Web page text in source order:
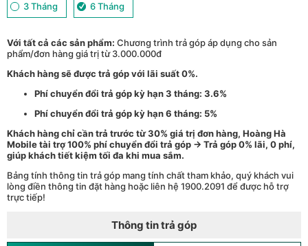
3 Tháng
6 Tháng
Với tất cả các sản phẩm: Chương trình trả góp áp dụng cho sản
phẩm/đơn hàng giá trị từ 3.000.000đ
Khách hàng sẽ được trả góp với lãi suất 0%.
Phí chuyển đổi trả góp kỳ hạn 3 tháng: 3.6%
Phí chuyển đổi trả góp kỳ hạn 6 tháng: 5%
Khách hàng chỉ cần trả trước từ 30% giá trị đơn hàng, Hoàng Hà
Mobile tài trợ 100% phí chuyển đổi trả góp → Trả góp 0% lãi, 0 phí,
giúp khách tiết kiệm tối đa khi mua sắm.
Bảng tính thông tin trả góp mang tính chất tham khảo, quý khách vui
lòng điền thông tin đặt hàng hoặc liên hệ 1900.2091 để được hỗ trợ
trực tiếp!
Thông tin trả góp